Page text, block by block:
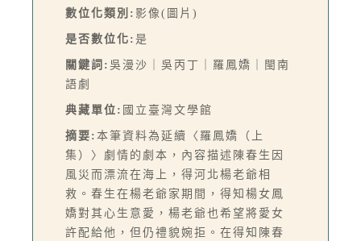
數位化類別: 影像(圖片)
是否數位化: 是
關鍵詞: 吳漫沙｜吳丙丁｜羅鳳嬌｜閩南
語劇
典藏單位: 國立臺灣文學館
摘要: 本筆資料為延續〈羅鳳嬌（上
集）〉劇情的劇本，內容描述陳春生因
風災而漂流在海上，得河北楊老爺相
救。春生在楊老爺家期間，得知楊女鳳
嬌對其心生意愛，楊老爺也希望將愛女
許配給他，但仍禮貌婉拒。在得知陳春